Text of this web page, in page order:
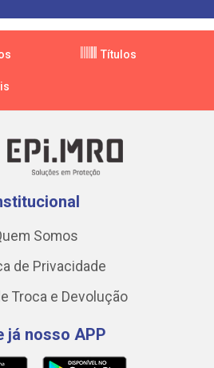
Títulos
Somos
de Privacidade
Troca e Devolução
já nosso APP